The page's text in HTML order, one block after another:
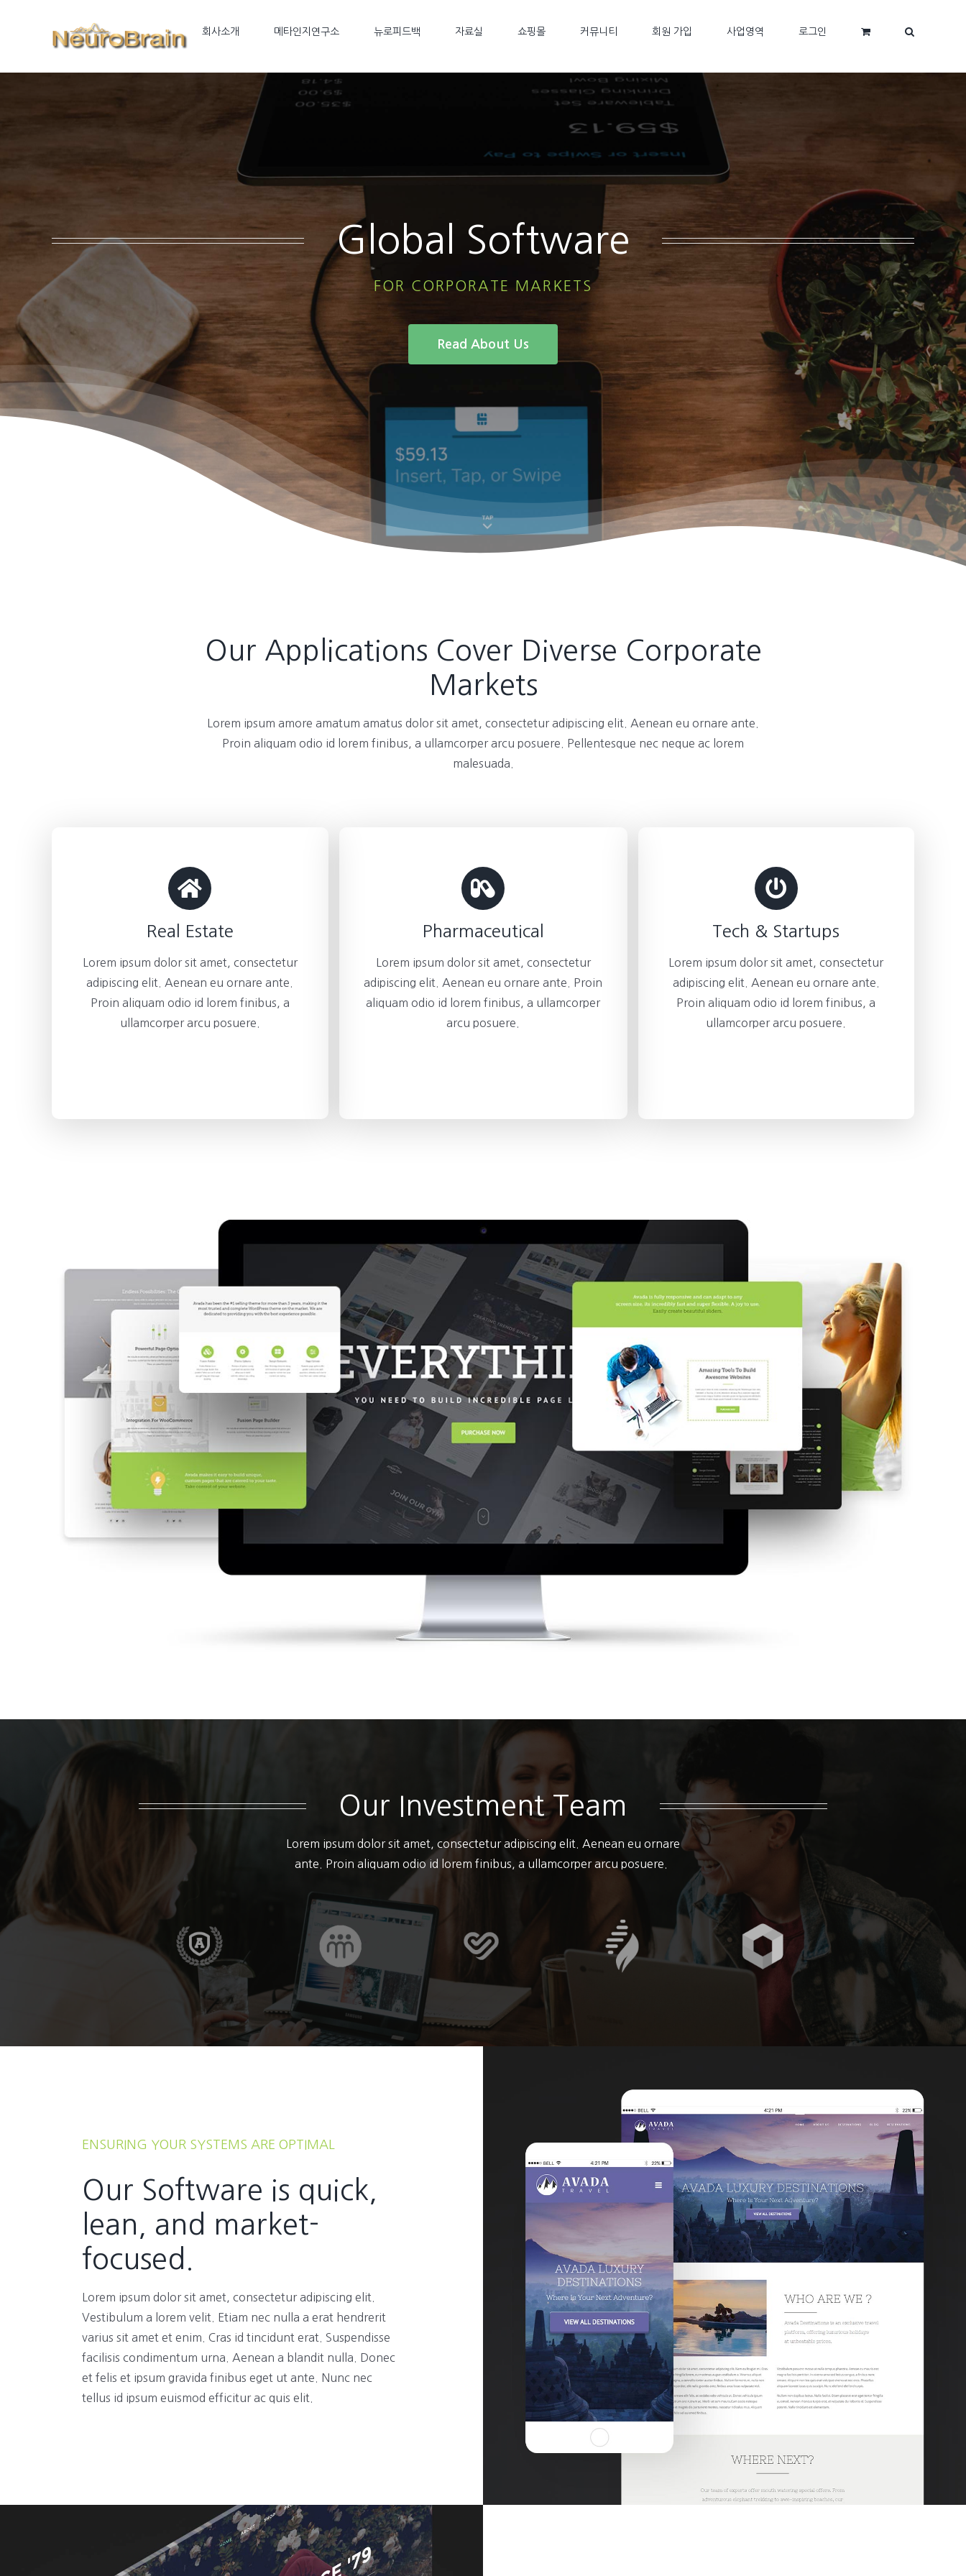
회사소개 메타인지연구소 뉴로피드백 자료실 쇼핑몰 커뮤니티 회원 가입 사업영역 로그인
Global Software
FOR CORPORATE MARKETS
Read About Us
Our Applications Cover Diverse Corporate
Markets
Lorem ipsum amore amatum amatus dolor sit amet, consectetur adipiscing elit. Aenean eu ornare ante.
Proin aliquam odio id lorem finibus, a ullamcorper arcu posuere. Pellentesque nec neque ac lorem
malesuada.
Real Estate
Lorem ipsum dolor sit amet, consectetur
adipiscing elit. Aenean eu ornare ante.
Proin aliquam odio id lorem finibus, a
ullamcorper arcu posuere.
Pharmaceutical
Lorem ipsum dolor sit amet, consectetur
adipiscing elit. Aenean eu ornare ante. Proin
aliquam odio id lorem finibus, a ullamcorper
arcu posuere.
Tech & Startups
Lorem ipsum dolor sit amet, consectetur
adipiscing elit. Aenean eu ornare ante.
Proin aliquam odio id lorem finibus, a
ullamcorper arcu posuere.
Our Investment Team
Lorem ipsum dolor sit amet, consectetur adipiscing elit. Aenean eu ornare
ante. Proin aliquam odio id lorem finibus, a ullamcorper arcu posuere.
ENSURING YOUR SYSTEMS ARE OPTIMAL
Our Software is quick,
lean, and market-
focused.
Lorem ipsum dolor sit amet, consectetur adipiscing elit.
Vestibulum a lorem velit. Etiam nec nulla a erat hendrerit
varius sit amet et enim. Cras id tincidunt erat. Suspendisse
facilisis condimentum urna. Aenean a blandit nulla. Donec
et felis et ipsum gravida finibus eget ut ante. Nunc nec
tellus id ipsum euismod efficitur ac quis elit.